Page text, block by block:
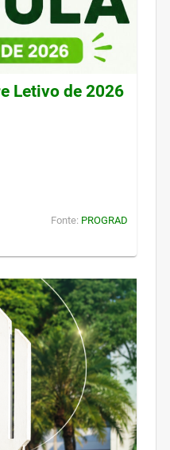
Letivo de 2026
Fonte: PROGRAD